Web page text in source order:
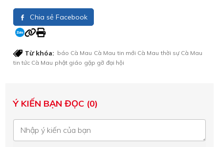
Chia sẻ Facebook
Từ khóa: báo Cà Mau Cà Mau tin mới Cà Mau thời sự Cà Mau
tin tức Cà Mau phật giáo gặp gỡ đại hội
Ý KIẾN BẠN ĐỌC (0)